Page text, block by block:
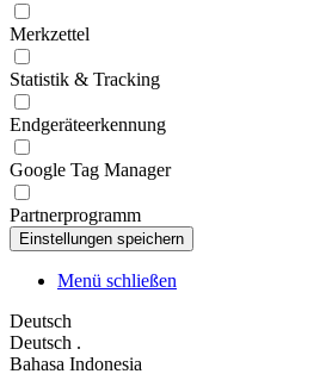
Merkzettel
Statistik & Tracking
Endgeräteerkennung
Google Tag Manager
Partnerprogramm
Menü schließen
Deutsch
Deutsch .
Bahasa Indonesia